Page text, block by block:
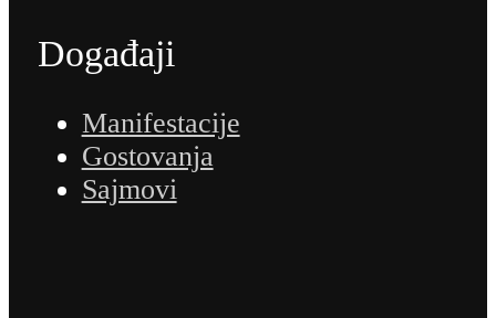
Događaji
Manifestacije
Gostovanja
Sajmovi